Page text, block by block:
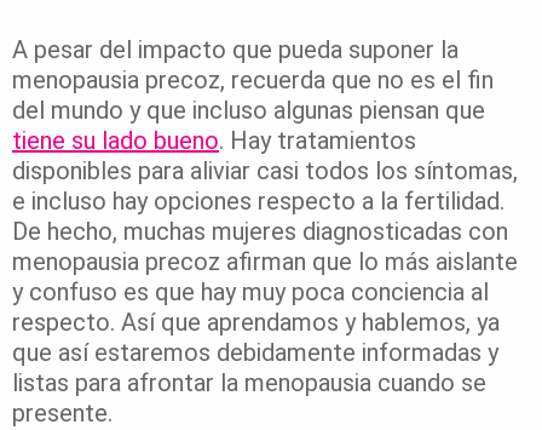
A pesar del impacto que pueda suponer la
menopausia precoz, recuerda que no es el fin
del mundo y que incluso algunas piensan que
tiene su lado bueno. Hay tratamientos
disponibles para aliviar casi todos los síntomas,
e incluso hay opciones respecto a la fertilidad.
De hecho, muchas mujeres diagnosticadas con
menopausia precoz afirman que lo más aislante
y confuso es que hay muy poca conciencia al
respecto. Así que aprendamos y hablemos, ya
que así estaremos debidamente informadas y
listas para afrontar la menopausia cuando se
presente.